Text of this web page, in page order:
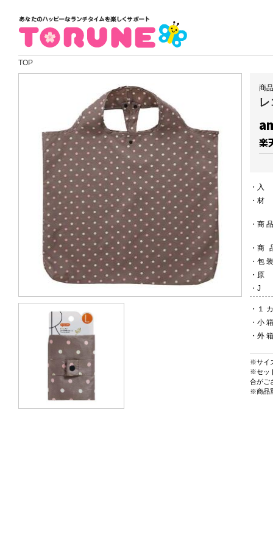
TOP
商
楽
・
・
・ 商
・ 商
・ 包
・
・
・
１
・ 小
・ 外
※サイ
※セッ
合がご
※商品